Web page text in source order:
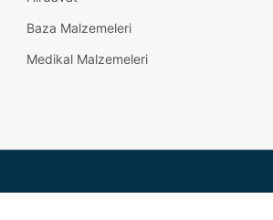
Baza Malzemeleri
Medikal Malzemeleri